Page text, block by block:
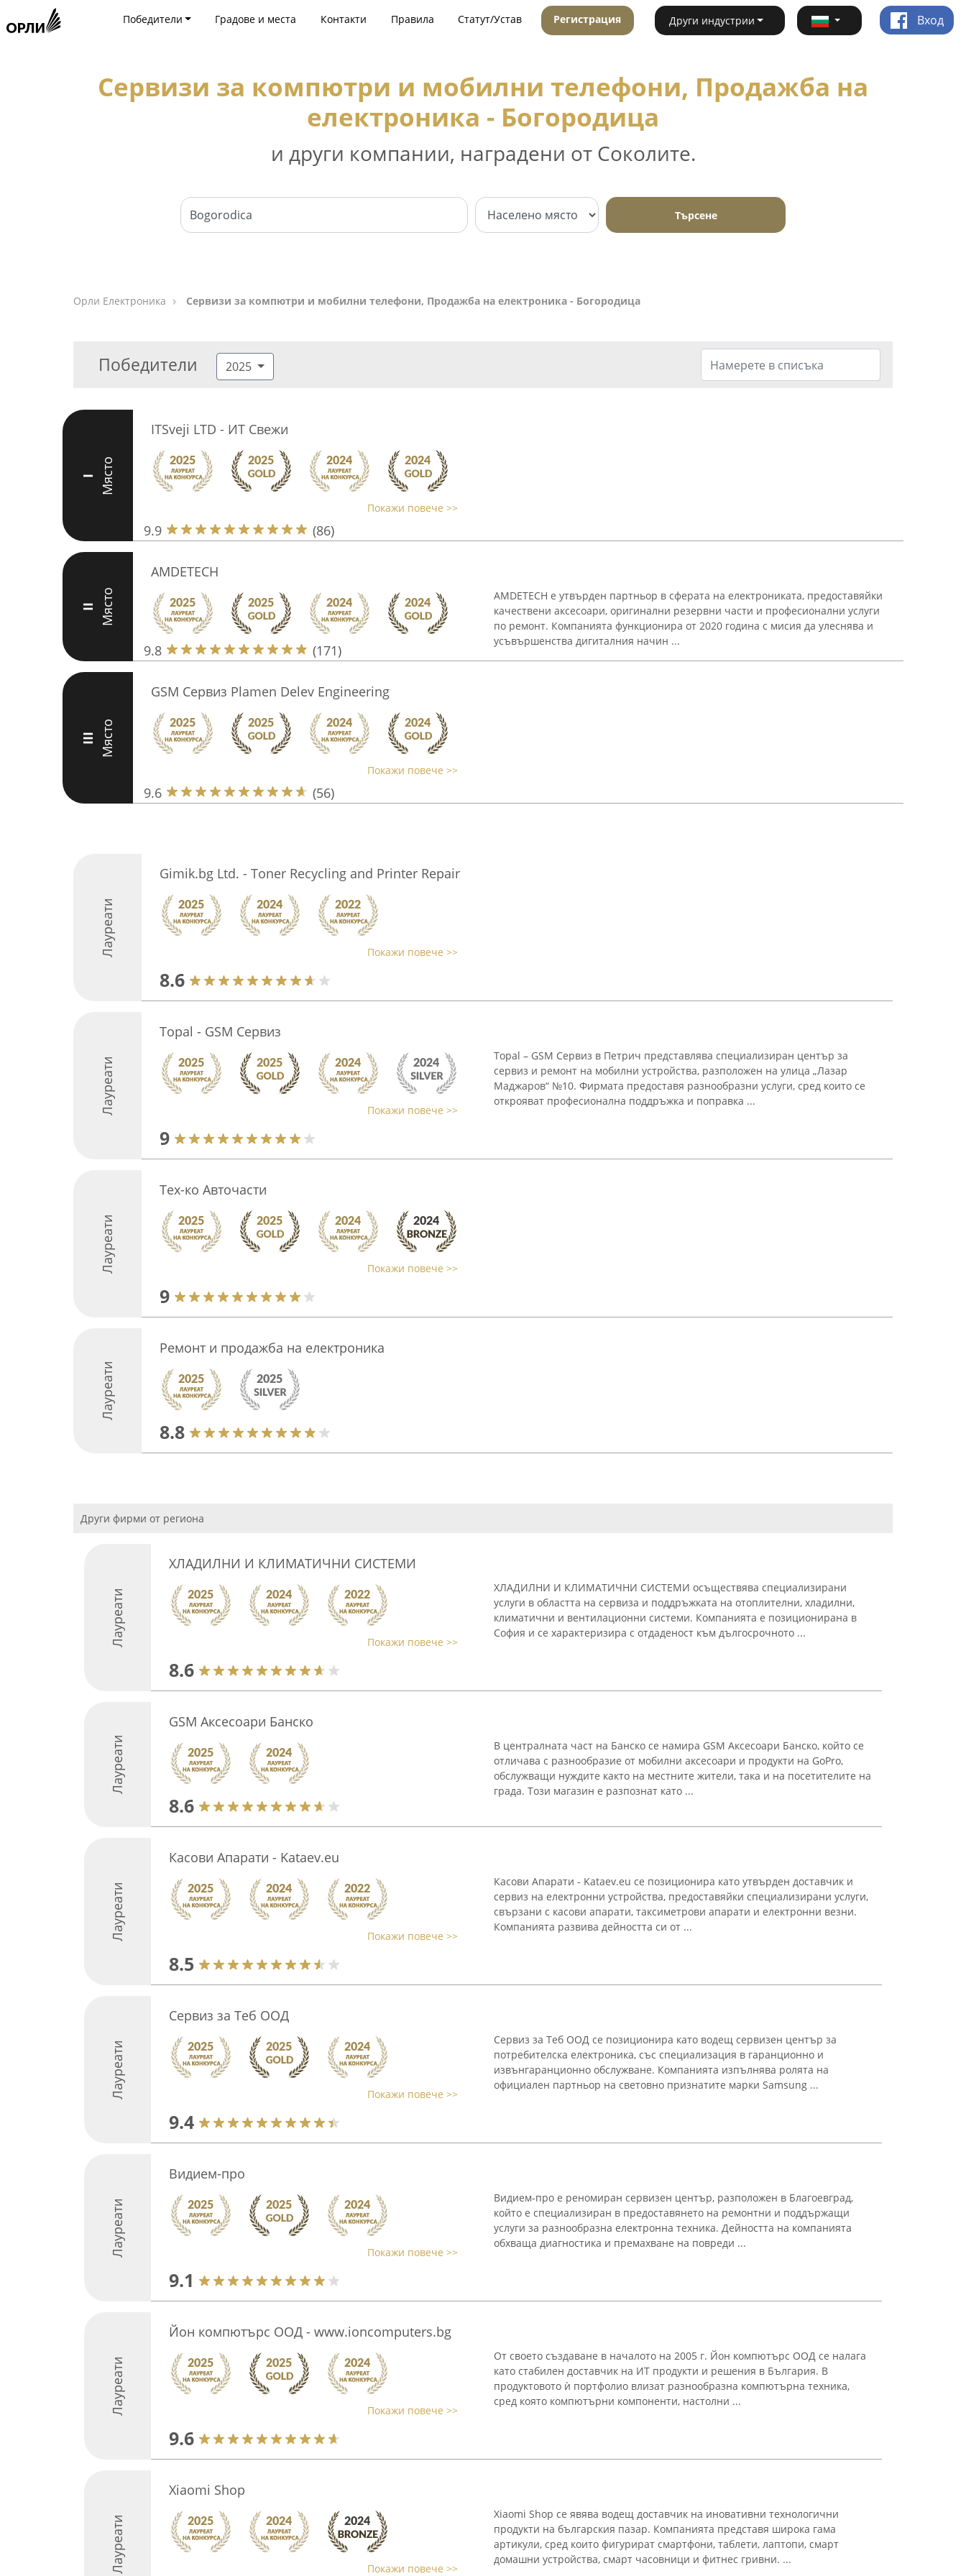
Победители Градове и места Контакти Правила Статут/Устав Регистрация Други индустрии Вход
Сервизи за компютри и мобилни телефони, Продажба на
електроника - Богородица
и други компании, наградени от Соколите.
Търсене
Орли Електроника Сервизи за компютри и мобилни телефони, Продажба на електроника - Богородица
Победители 2025
I Място
ITSveji LTD - ИТ Свежи
Покажи повече >>
9.9 (86)
II Място
AMDETECH
9.8 (171)
AMDETECH е утвърден партньор в сферата на електрониката, предоставяйки
качествени аксесоари, оригинални резервни части и професионални услуги
по ремонт. Компанията функционира от 2020 година с мисия да улеснява и
усъвършенства дигиталния начин ...
III Място
GSM Сервиз Plamen Delev Engineering
Покажи повече >>
9.6 (56)
Лауреати
Gimik.bg Ltd. - Toner Recycling and Printer Repair
Покажи повече >>
8.6
Лауреати
Topal - GSM Сервиз
Покажи повече >>
9
Topal – GSM Сервиз в Петрич представлява специализиран център за
сервиз и ремонт на мобилни устройства, разположен на улица „Лазар
Маджаров“ №10. Фирмата предоставя разнообразни услуги, сред които се
открояват професионална поддръжка и поправка ...
Лауреати
Тех-ко Авточасти
Покажи повече >>
9
Лауреати
Ремонт и продажба на електроника
8.8
Други фирми от региона
Лауреати
ХЛАДИЛНИ И КЛИМАТИЧНИ СИСТЕМИ
Покажи повече >>
8.6
ХЛАДИЛНИ И КЛИМАТИЧНИ СИСТЕМИ осъществява специализирани
услуги в областта на сервиза и поддръжката на отоплителни, хладилни,
климатични и вентилационни системи. Компанията е позиционирана в
София и се характеризира с отдаденост към дългосрочното ...
Лауреати
GSM Аксесоари Банско
8.6
В централната част на Банско се намира GSM Аксесоари Банско, който се
отличава с разнообразие от мобилни аксесоари и продукти на GoPro,
обслужващи нуждите както на местните жители, така и на посетителите на
града. Този магазин е разпознат като ...
Лауреати
Касови Апарати - Kataev.eu
Покажи повече >>
8.5
Касови Апарати - Kataev.eu се позиционира като утвърден доставчик и
сервиз на електронни устройства, предоставяйки специализирани услуги,
свързани с касови апарати, таксиметрови апарати и електронни везни.
Компанията развива дейността си от ...
Лауреати
Сервиз за Теб ООД
Покажи повече >>
9.4
Сервиз за Теб ООД се позиционира като водещ сервизен център за
потребителска електроника, със специализация в гаранционно и
извънгаранционно обслужване. Компанията изпълнява ролята на
официален партньор на световно признатите марки Samsung ...
Лауреати
Видием-про
Покажи повече >>
9.1
Видием-про е реномиран сервизен център, разположен в Благоевград,
който е специализиран в предоставянето на ремонтни и поддържащи
услуги за разнообразна електронна техника. Дейността на компанията
обхваща диагностика и премахване на повреди ...
Лауреати
Йон компютърс ООД - www.ioncomputers.bg
Покажи повече >>
9.6
От своето създаване в началото на 2005 г. Йон компютърс ООД се налага
като стабилен доставчик на ИТ продукти и решения в България. В
продуктовото ѝ портфолио влизат разнообразна компютърна техника,
сред която компютърни компоненти, настолни ...
Лауреати
Xiaomi Shop
Покажи повече >>
Xiaomi Shop се явява водещ доставчик на иновативни технологични
продукти на българския пазар. Компанията представя широка гама
артикули, сред които фигурират смартфони, таблети, лаптопи, смарт
домашни устройства, смарт часовници и фитнес гривни. ...